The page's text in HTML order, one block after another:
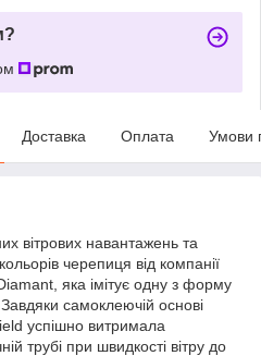
Доставка Оплата Умови
вітрових навантажень та
черепиця від компанії
яка імітує одну з форму
самоклеючій основі
успішно витримала
трубі при швидкості вітру до